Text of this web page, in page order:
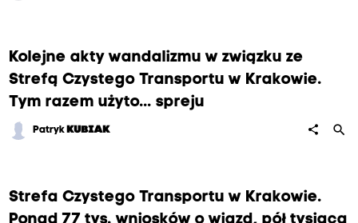
Kolejne akty wandalizmu w związku ze
Strefą Czystego Transportu w Krakowie.
Tym razem użyto... spreju
Patryk KUBIAK share search
Strefa Czystego Transportu w Krakowie.